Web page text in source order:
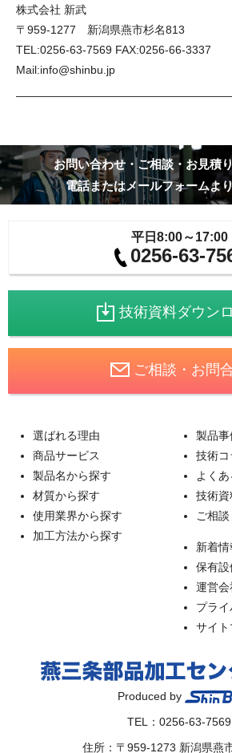
株式会社 新武
〒959-1277 新潟県燕市杉名813
TEL:0256-63-7569 FAX:0256-66-3337
Mail:info@shinbu.jp
お問い合わせ・ご相談・お見積
電話またはメールフォームよ
平日8:00～17:00
0256-63-
技術資料ダウン
ご相談・お問
選ばれる理由
商品サービス
製品名から探す
材質から探す
使用業界から探す
加工方法から探す
製品事
技術コ
よく
技術
ご相
新着情
保有
運営会
プラ
サイ
Produced by
TEL：0256-63-7569
住所：〒959-1273 新潟県燕